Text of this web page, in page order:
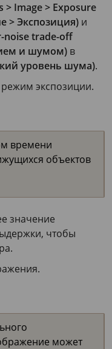
> Image > Exposure
> Экспозиция) и
noise trade-off
и шумом) в
уровень шума).
экспозиции.
времени
объектов
значение
чтобы
может